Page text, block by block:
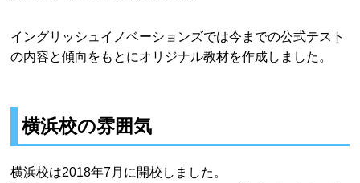
イングリッシュイノベーションズでは今までの公式テスト
の内容と傾向をもとにオリジナル教材を作成しました。
横浜校の雰囲気
横浜校は2018年7月に開校しました。